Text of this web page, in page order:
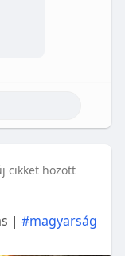
cikket hozott
| #magyarság